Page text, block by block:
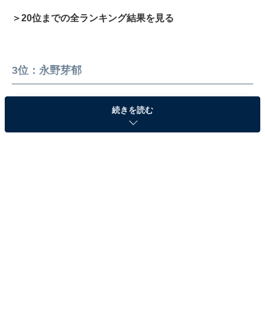
＞20位までの全ランキング結果を見る
3位：永野芽郁
続きを読む